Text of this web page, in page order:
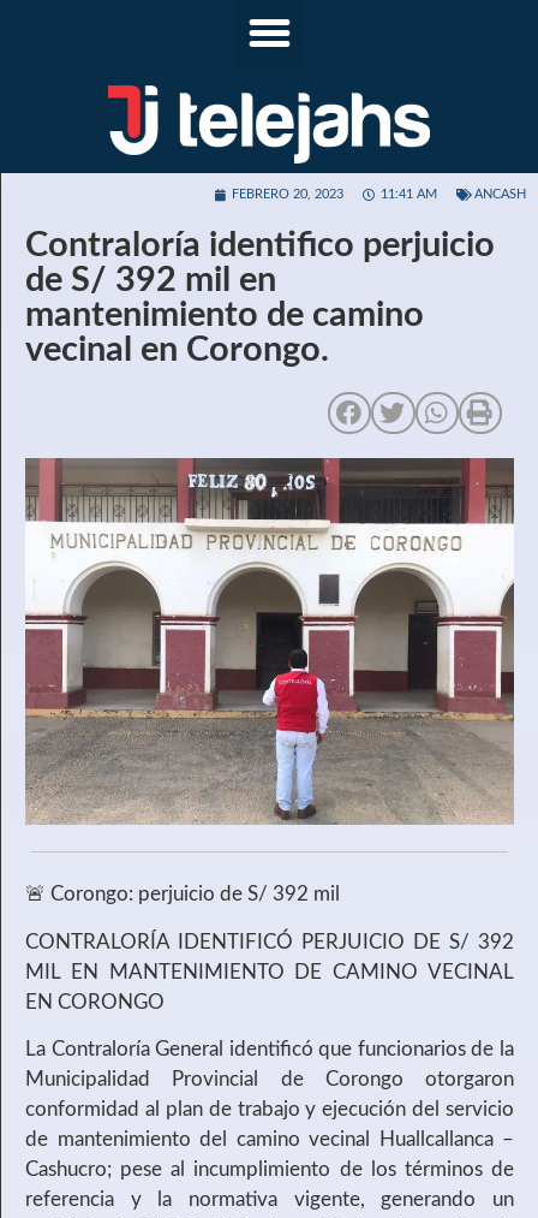
FEBRERO 20, 2023 11:41 AM ANCASH
Contraloría identifico perjuicio
de S/ 392 mil en
mantenimiento de camino
vecinal en Corongo.
🚨 Corongo: perjuicio de S/ 392 mil
CONTRALORÍA IDENTIFICÓ PERJUICIO DE S/ 392
MIL EN MANTENIMIENTO DE CAMINO VECINAL
EN CORONGO
La Contraloría General identificó que funcionarios de la
Municipalidad Provincial de Corongo otorgaron
conformidad al plan de trabajo y ejecución del servicio
de mantenimiento del camino vecinal Huallcallanca –
Cashucro; pese al incumplimiento de los términos de
referencia y la normativa vigente, generando un